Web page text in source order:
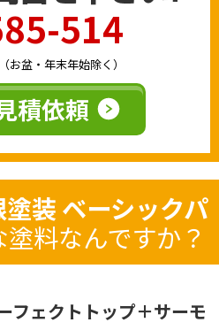
514
お盆・年末年始除く）
積依頼
装 ベーシックパ
料なんですか？
フェクトトップ＋サーモ